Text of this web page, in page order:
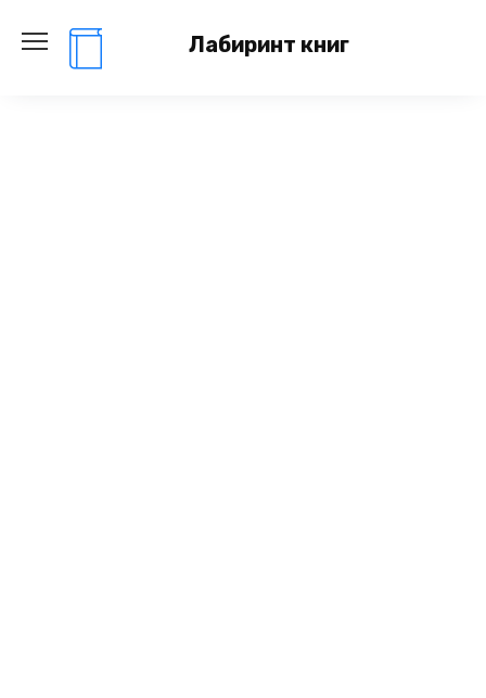
содержанию
Лабиринт книг